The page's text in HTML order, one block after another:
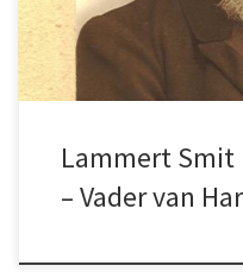
Lammert Smit
– Vader van